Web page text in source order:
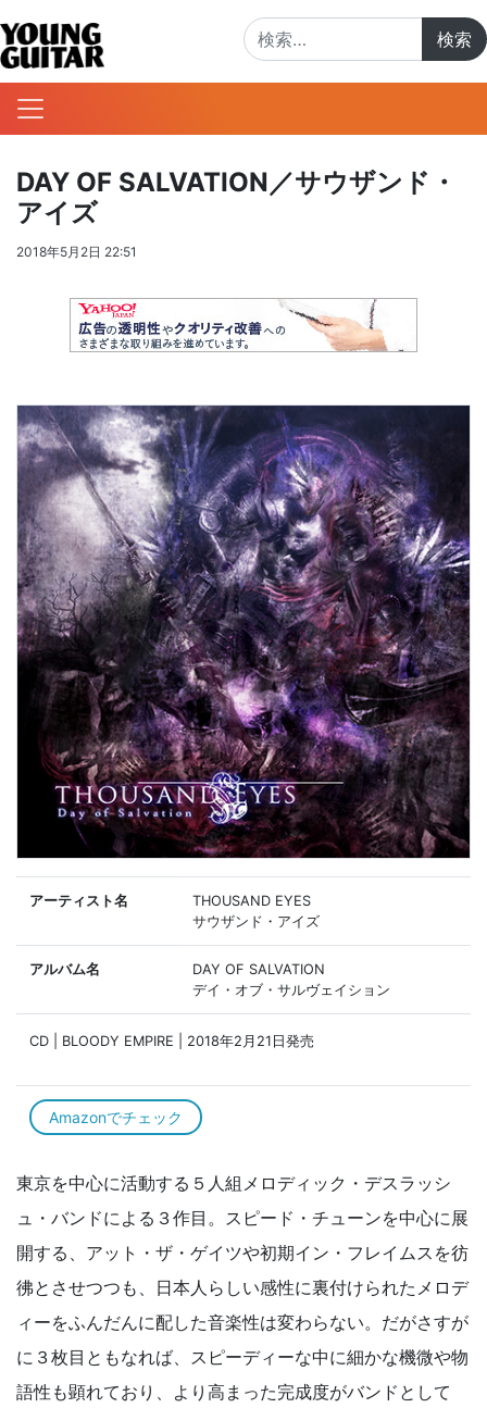
DAY OF SALVATION／サウザンド・
アイズ
2018年5月2日 22:51
アーティスト名
THOUSAND EYES
サウザンド・アイズ
アルバム名
DAY OF SALVATION
デイ・オブ・サルヴェイション
CD | BLOODY EMPIRE | 2018年2月21日発売
Amazonでチェック
東京を中心に活動する５人組メロディック・デスラッシ
ュ・バンドによる３作目。スピード・チューンを中心に展
開する、アット・ザ・ゲイツや初期イン・フレイムスを彷
彿とさせつつも、日本人らしい感性に裏付けられたメロデ
ィーをふんだんに配した音楽性は変わらない。だがさすが
に３枚目ともなれば、スピーディーな中に細かな機微や物
語性も顕れており、より高まった完成度がバンドとして